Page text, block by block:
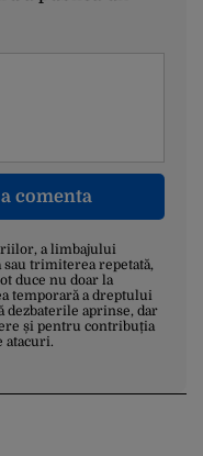
comenta
a limbajului
trimiterea repetată,
duce nu doar la
temporară a dreptului
dezbaterile aprinse, dar
și pentru contribuția
atacuri.